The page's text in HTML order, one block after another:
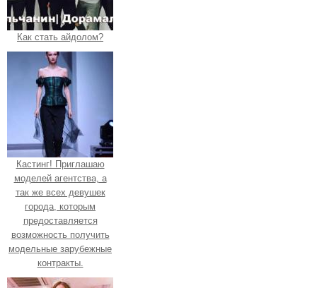
Как стать айдолом?
Кастинг! Приглашаю
моделей агентства, а
так же всех девушек
города, которым
предоставляется
возможность получить
модельные зарубежные
контракты.